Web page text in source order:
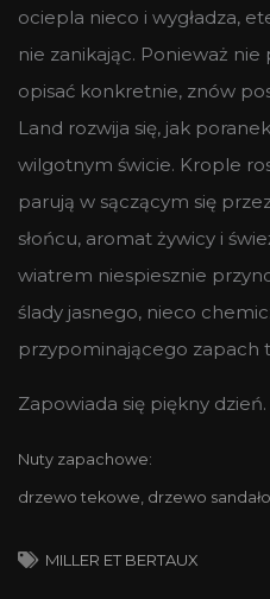
ociepla nieco i wygładza,
nie zanikając. Ponieważ
opisać konkretnie, znów
Land rozwija się, jak
wilgotnym świcie. Krople
parują w sączącym się
słońcu, aromat żywicy i
wiatrem niespiesznie
ślady jasnego, nieco
przypominającego zapach
Zapowiada się piękny dzień.
Nuty zapachowe:
drzewo tekowe, drzewo
MILLER ET BERTAUX